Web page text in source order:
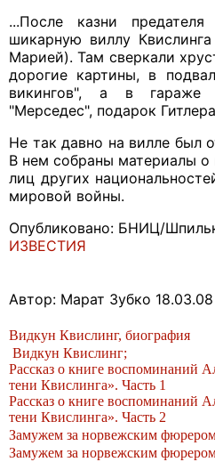
...После казни предателя
шикарную виллу
Марией). Там сверкали
дорогие картины, в
викингов", а в гараже
"Мерседес", подарок
Не так давно на вилле был
В нем собраны материалы о
лиц других
мировой войны.
Опубликовано: БНИЦ/
ИЗВЕСТИЯ
Автор: Марат Зубко 18.03.08
Видкун Квислинг, биография
Видкун Квислинг;
Рассказ о книге воспоминаний
тени Квислинга». Часть 1
Рассказ о книге воспоминаний
тени Квислинга». Часть 2
Замужем за норвежским
Замужем за норвежским